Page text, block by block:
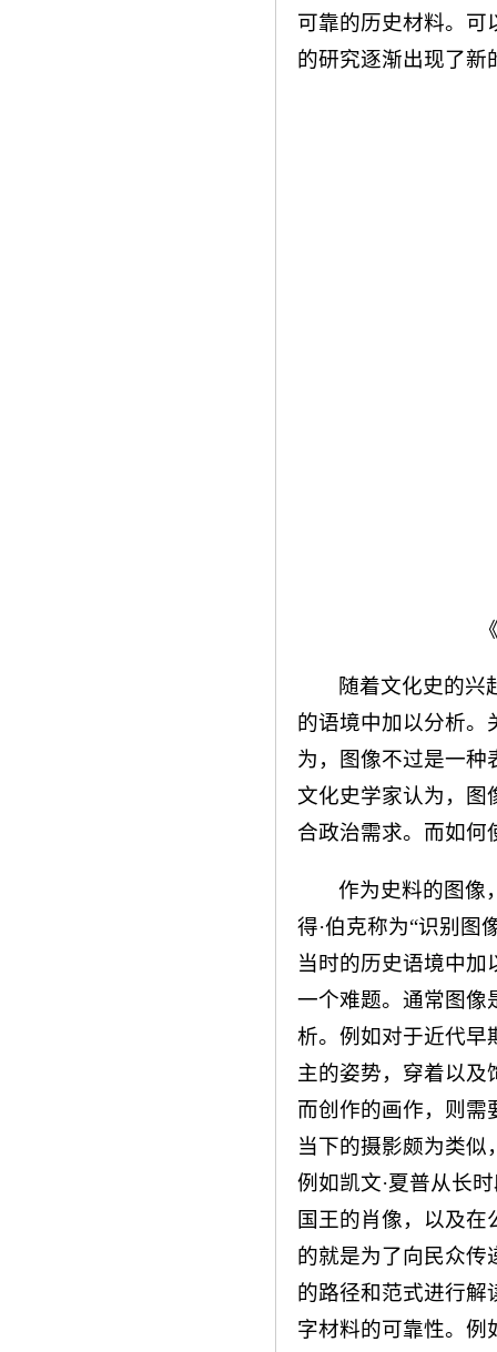
可靠的历史材料。可
的研究逐渐出现了新
随着文化史的兴
的语境中加以分析。
为，图像不过是一种
文化史学家认为，图
合政治需求。而如何
作为史料的图像
得·伯克称为“识别图
当时的历史语境中加
一个难题。通常图像
析。例如对于近代早
主的姿势，穿着以及
而创作的画作，则需
当下的摄影颇为类似
例如凯文·夏普从长
国王的肖像，以及
的就是为了向民众传
的路径和范式进行解
字材料的可靠性。例